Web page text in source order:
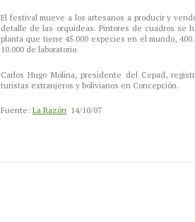
El festival mueve a los artesanos a producir y
detalle de las orquídeas. Pintores de cuadros se
planta que tiene 45.000 especies en el mundo,
10.000 de laboratorio.
Carlos Hugo Molina, presidente del Cepad,
turistas extranjeros y bolivianos en Concepción.
Fuente: La Razón 14/10/07